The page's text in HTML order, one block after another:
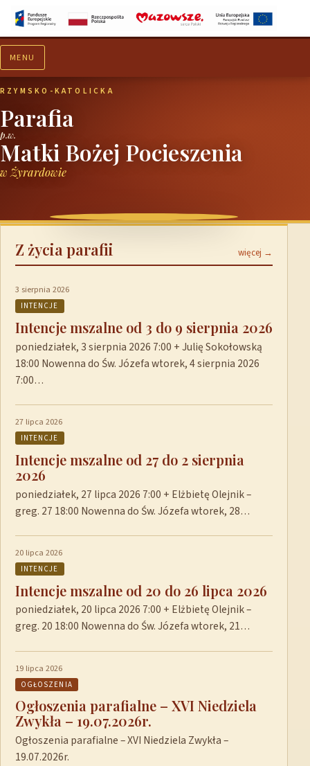
MENU
RZYMSKO-KATOLICKA
Parafia
p.w.
Matki Bożej Pocieszenia
w Żyrardowie
Z życia parafii więcej →
3 sierpnia 2026
INTENCJE
Intencje mszalne od 3 do 9 sierpnia 2026
poniedziałek, 3 sierpnia 2026 7:00 + Julię Sokołowską
18:00 Nowenna do Św. Józefa wtorek, 4 sierpnia 2026
7:00…
27 lipca 2026
INTENCJE
Intencje mszalne od 27 do 2 sierpnia
2026
poniedziałek, 27 lipca 2026 7:00 + Elżbietę Olejnik –
greg. 27 18:00 Nowenna do Św. Józefa wtorek, 28…
20 lipca 2026
INTENCJE
Intencje mszalne od 20 do 26 lipca 2026
poniedziałek, 20 lipca 2026 7:00 + Elżbietę Olejnik –
greg. 20 18:00 Nowenna do Św. Józefa wtorek, 21…
19 lipca 2026
OGŁOSZENIA
Ogłoszenia parafialne – XVI Niedziela
Zwykła – 19.07.2026r.
Ogłoszenia parafialne – XVI Niedziela Zwykła –
19.07.2026r.